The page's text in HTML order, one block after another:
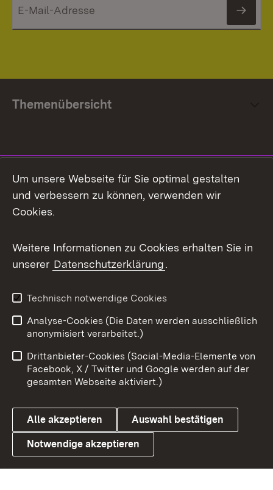
Themenübersicht
Facebook
X / Twitter
Youtube
Link zum Landesportal
Impressum
Kontakt
Barrierefreiheit
Datenschutz
Cookies
Um unsere Webseite für Sie optimal gestalten
und verbessern zu können, verwenden wir
Cookies.
Weitere Informationen zu Cookies erhalten Sie in
unserer Datenschutzerklärung.
Technisch notwendige Cookies
Analyse-Cookies (Die Daten werden ausschließlich
anonymisiert verarbeitet.)
Drittanbieter-Cookies (Social-Media-Elemente von
Facebook, X / Twitter und Google werden auf der
gesamten Webseite aktiviert.)
Alle akzeptieren Auswahl bestätigen
Notwendige akzeptieren